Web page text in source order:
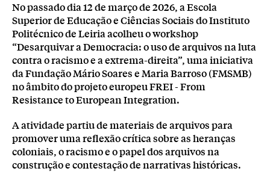
No passado dia 12 de março de 2026, a Escola
Superior de Educação e Ciências Sociais do Instituto
Politécnico de Leiria acolheu o workshop
“Desarquivar a Democracia: o uso de arquivos na luta
contra o racismo e a extrema-direita”, uma iniciativa
da Fundação Mário Soares e Maria Barroso (FMSMB)
no âmbito do projeto europeu FREI - From
Resistance to European Integration.
A atividade partiu de materiais de arquivos para
promover uma reflexão crítica sobre as heranças
coloniais, o racismo e o papel dos arquivos na
construção e contestação de narrativas históricas.